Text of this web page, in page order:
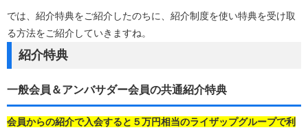
では、紹介特典をご紹介したのちに、紹介制度を使い特典を受け取
る方法をご紹介していきますね。
紹介特典
一般会員＆アンバサダー会員の共通紹介特典
会員からの紹介で入会すると５万円相当のライザップグループで利